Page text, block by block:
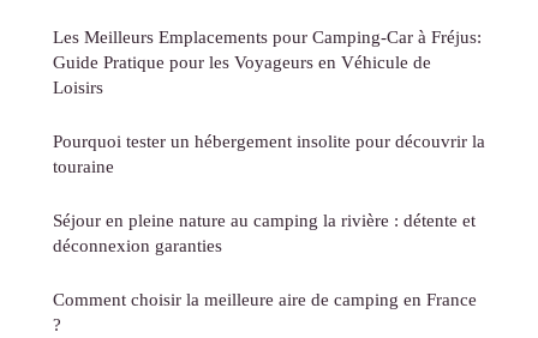
Les Meilleurs Emplacements pour Camping-Car à Fréjus:
Guide Pratique pour les Voyageurs en Véhicule de
Loisirs
Pourquoi tester un hébergement insolite pour découvrir la
touraine
Séjour en pleine nature au camping la rivière : détente et
déconnexion garanties
Comment choisir la meilleure aire de camping en France
?